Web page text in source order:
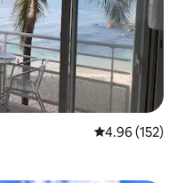
Calificación
4.96 (152)